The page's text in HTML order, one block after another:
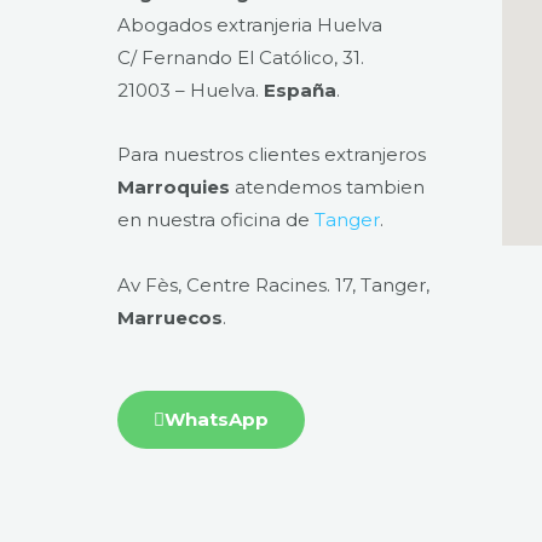
Abogados extranjeria Huelva
C/ Fernando El Católico, 31.
21003 – Huelva​. España.
Para nuestros clientes extranjeros
Marroquies atendemos tambien
en nuestra oficina de Tanger.
Av Fès, Centre Racines. 17, Tanger,
Marruecos.
WhatsApp